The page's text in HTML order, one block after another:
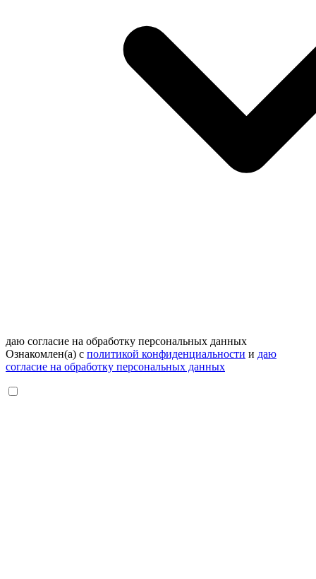
даю согласие на обработку персональных данных
Ознакомлен(а) с политикой конфиденциальности и даю
согласие на обработку персональных данных